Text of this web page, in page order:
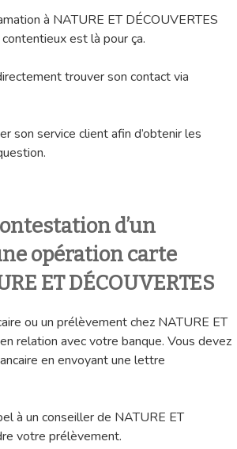
à NATURE ET DÉCOUVERTES
est là pour ça.
trouver son contact via
son service client afin d’obtenir les
d’un
opération carte
ET DÉCOUVERTES
ou un prélèvement chez NATURE ET
relation avec votre banque. Vous devez
en envoyant une lettre
à un conseiller de NATURE ET
votre prélèvement.